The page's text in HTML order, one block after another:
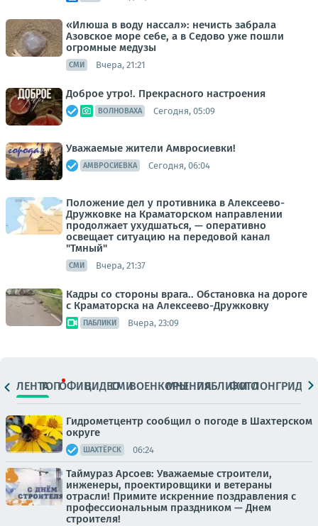
«Илюша в воду нассал»: нечисть забрала
Азовское море себе, а в Седово уже пошли
огромные медузы
СМИ Вчера, 21:21
Доброе утро!. Прекрасного настроения
ВОЛНОВАХА Сегодня, 05:09
Уважаемые жители Амвросиевки!
АМВРОСИЕВКА Сегодня, 06:04
Положение дел у противника в Алексеево-
Дружковке на Краматорском направлении
продолжает ухудшаться, — оперативно
освещает ситуацию на передовой канал
"Тмный"
СМИ Вчера, 21:37
Кадры со стороны врага.. Обстановка на дороге
с Краматорска на Алексеево-Дружковку
ПАБЛИКИ Вчера, 23:09
ЛЕНТАТОПОФИЦ.ВИДЕОСМИВОЕНКОРЫМНЕНИЯПАБЛИКИ
ФОТОЛОНГРИДЫ
Гидрометцентр сообщил о погоде в Шахтерском
округе
ШАХТЁРСК 06:24
Таймураз Арсоев: Уважаемые строители,
инженеры, проектировщики и ветераны
отрасли! Примите искренние поздравления с
профессиональным праздником — Днем
строителя!